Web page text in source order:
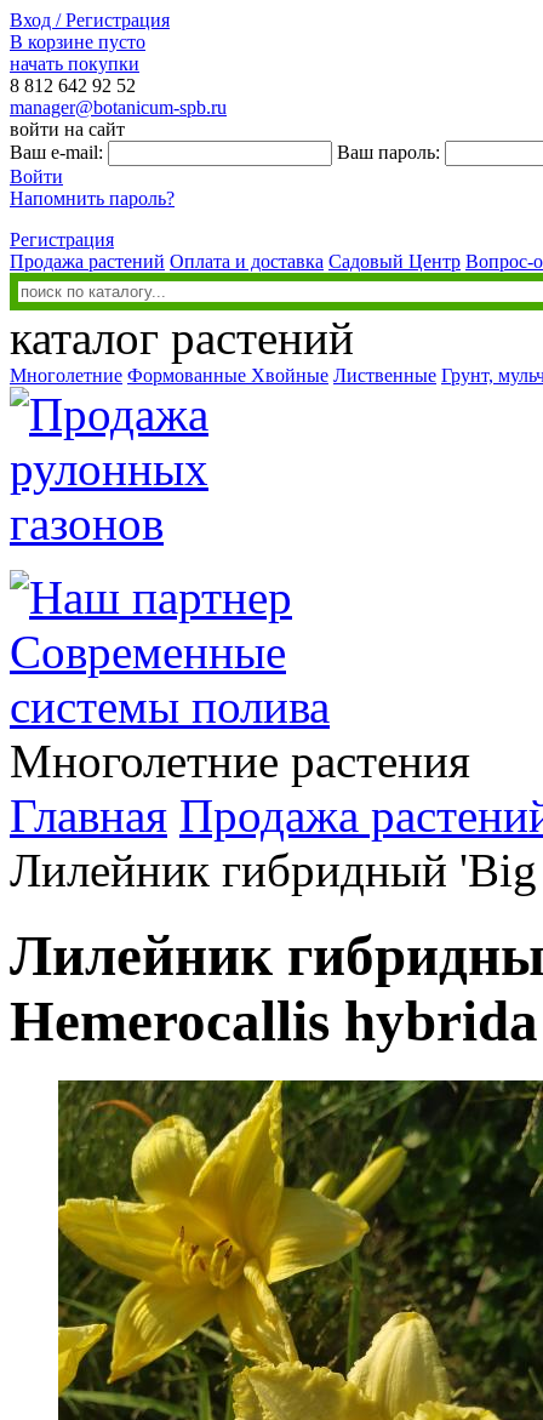
Вход / Регистрация
В корзине пусто
начать покупки
8 812 642 92 52
manager@botanicum-spb.ru
войти на сайт
Ваш e-mail:
Ваш пароль:
Войти
Напомнить пароль?
Регистрация
Продажа растений Оплата и доставка Садовый Центр Вопрос-
каталог растений
Многолетние Формованные Хвойные Лиственные Грунт,
Многолетние растения
Главная Продажа
Лилейник гибридный
Лилейник
Hemerocallis